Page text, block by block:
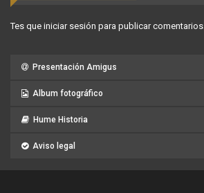
Tes que iniciar sesión para publicar comentarios.
Presentación Amigus
Album fotográfico
Hume Historia
Aviso legal